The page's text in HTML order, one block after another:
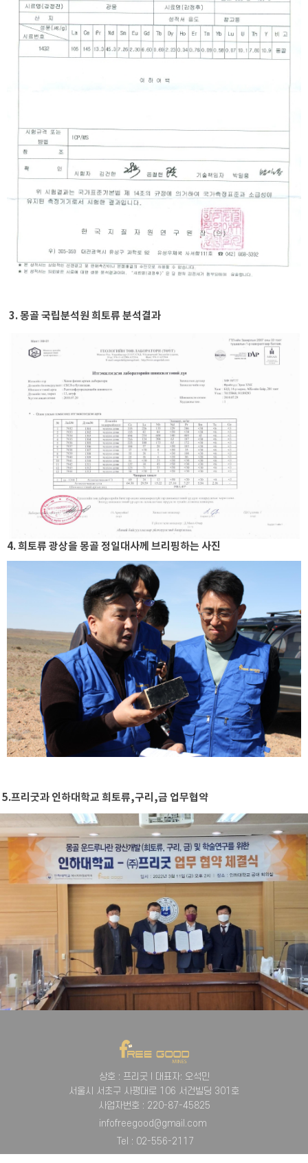
3. 몽골 국립분석원 희토류 분석결과
4. 희토류 광상을 몽골 정일대사께 브리핑하는 사진
5.프리굿과 인하대학교 희토류,구리,금 업무협약
상호 : 프리굿 l 대표자: 오석민
서울시 서초구 사평대로 106 서건빌딩 301호
사업자번호 : 220-87-45825
infofreegood@gmail.com
Tel : 02-556-2117